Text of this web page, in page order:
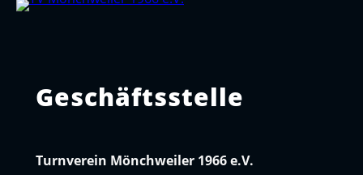
Geschäftsstelle
Turnverein Mönchweiler 1966 e.V.